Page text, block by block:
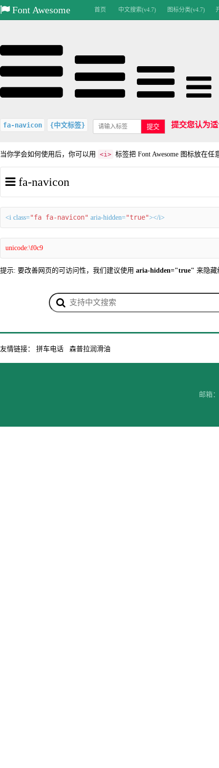
Font Awesome 首页 中文搜索(v4.7) 图标分类(v4.7)
fa-navicon {中文标签} 提交 提交您认为
当你学会如何使用后，你可以用 <i> 标签把 Font Awesome 图标放在任
fa-navicon
<i class="fa fa-navicon" aria-hidden="true"></i>
unicode:\f0c9
提示: 要改善网页的可访问性，我们建议使用 aria-hidden="true" 来隐藏
友情链接： 拼车电话 森普拉润滑油
邮箱